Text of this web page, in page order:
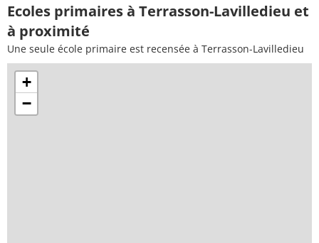
Ecoles primaires à Terrasson-Lavilledieu et
à proximité
Une seule école primaire est recensée à Terrasson-Lavilledieu
+
−